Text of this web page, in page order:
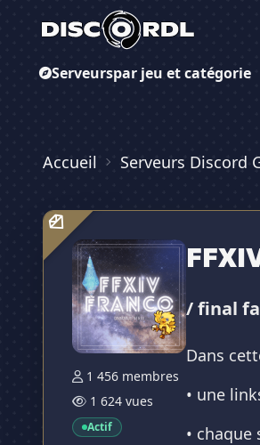
Serveurspar jeu et catégorie
Accueil Serveurs Discord
1 456 membres
1 624 vues
Actif
/ final
Dans
• une
•